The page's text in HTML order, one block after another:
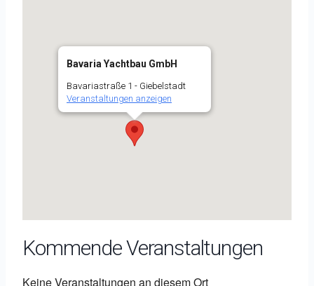
Bavaria Yachtbau GmbH
Bavariastraße 1 - Giebelstadt
Veranstaltungen anzeigen
Kommende Veranstaltungen
Keine Veranstaltungen an diesem Ort